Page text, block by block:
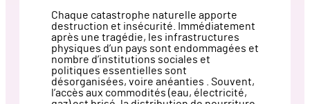
Chaque catastrophe naturelle apporte
destruction et insécurité. Immédiatement
après une tragédie, les infrastructures
physiques d’un pays sont endommagées et
nombre d’institutions sociales et
politiques essentielles sont
désorganisées, voire anéanties . Souvent,
l’accès aux commodités (eau, électricité,